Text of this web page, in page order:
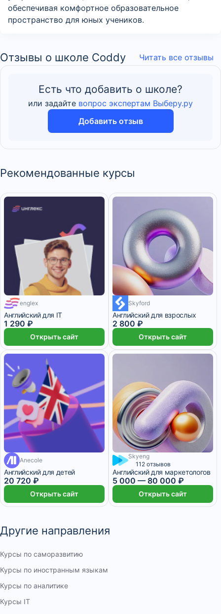
обеспечивая комфортное образовательное
пространство для юных учеников.
Отзывы о школе Coddy Читать все отзывы
Есть что добавить о школе?
или задайте вопрос экспертам Выберу.ру
Добавить отзыв
Рекомендованные курсы
englex
Английский для IT
1 290 ₽
Открыть сайт
Skyford
Английский для взрослых
2 800 ₽
Открыть сайт
8 месяцев
Anecole
Английский для детей
20 720 ₽
Открыть сайт
3 — 6 месяцев
Skyeng
112 отзывов
Английский для маркетологов
5 000 — 80 000 ₽
Открыть сайт
Другие направления
Курсы по саморазвитию
Курсы по иностранным языкам
Курсы по аналитике
Курсы IT